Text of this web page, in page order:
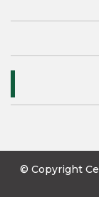
© Copyright